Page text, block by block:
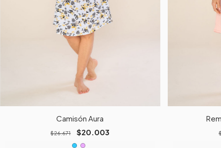
Camisón Aura
$26.671 $20.003